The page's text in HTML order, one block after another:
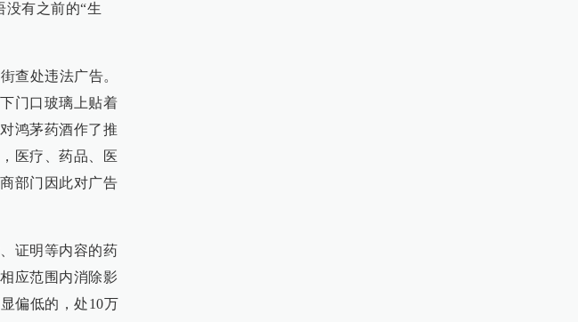
没有之前的“生
查处违法广告。
门口玻璃上贴着
鸿茅药酒作了推
医疗、药品、医
部门因此对广告
证明等内容的药
应范围内消除影
偏低的，处10万